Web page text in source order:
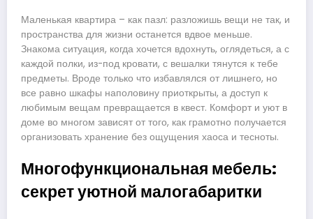
Маленькая квартира – как пазл: разложишь вещи не так, и
пространства для жизни останется вдвое меньше.
Знакома ситуация, когда хочется вдохнуть, оглядеться, а с
каждой полки, из-под кровати, с вешалки тянутся к тебе
предметы. Вроде только что избавлялся от лишнего, но
все равно шкафы наполовину приоткрыты, а доступ к
любимым вещам превращается в квест. Комфорт и уют в
доме во многом зависят от того, как грамотно получается
организовать хранение без ощущения хаоса и тесноты.
Многофункциональная мебель:
секрет уютной малогабаритки